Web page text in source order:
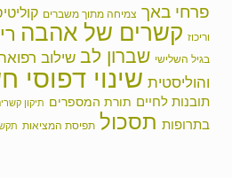
פרחי באך צמיחה מתוך משברים
וריכוז קשרים של אהבה
בגיל השלישי שברון לב שילוב
והוליסטית שינוי דפוסי
תובנות לחיים תורת המספרים תיקון
בתרופות תסכול תפיסת המציאות